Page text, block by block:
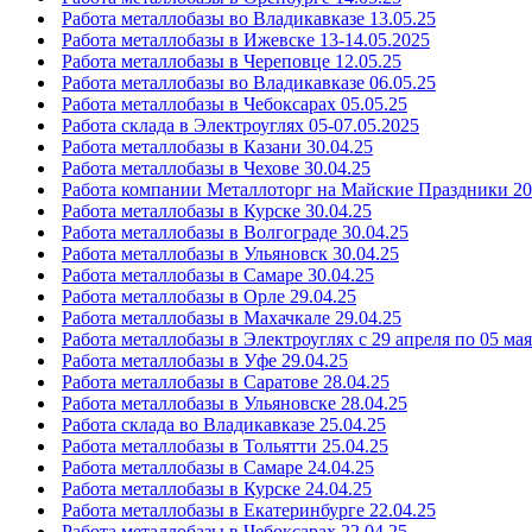
Работа металлобазы во Владикавказе 13.05.25
Работа металлобазы в Ижевске 13-14.05.2025
Работа металлобазы в Череповце 12.05.25
Работа металлобазы во Владикавказе 06.05.25
Работа металлобазы в Чебоксарах 05.05.25
Работа склада в Электроуглях 05-07.05.2025
Работа металлобазы в Казани 30.04.25
Работа металлобазы в Чехове 30.04.25
Работа компании Металлоторг на Майские Праздники
Работа металлобазы в Курске 30.04.25
Работа металлобазы в Волгограде 30.04.25
Работа металлобазы в Ульяновск 30.04.25
Работа металлобазы в Самаре 30.04.25
Работа металлобазы в Орле 29.04.25
Работа металлобазы в Махачкале 29.04.25
Работа металлобазы в Электроуглях с 29 апреля по 05
Работа металлобазы в Уфе 29.04.25
Работа металлобазы в Саратове 28.04.25
Работа металлобазы в Ульяновске 28.04.25
Работа склада во Владикавказе 25.04.25
Работа металлобазы в Тольятти 25.04.25
Работа металлобазы в Самаре 24.04.25
Работа металлобазы в Курске 24.04.25
Работа металлобазы в Екатеринбурге 22.04.25